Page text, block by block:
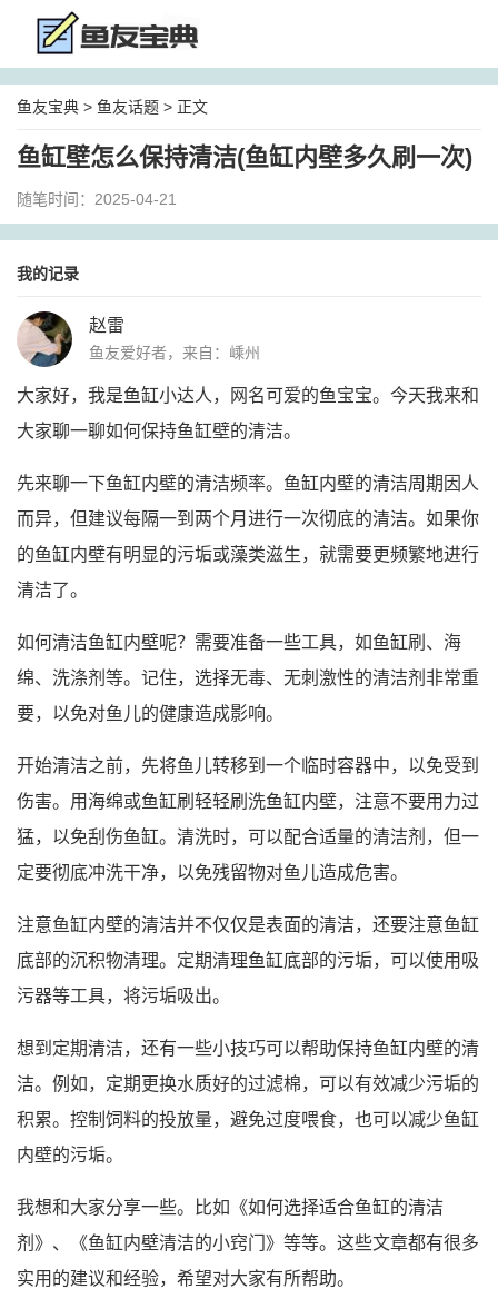
鱼友宝典 > 鱼友话题 > 正文
鱼缸壁怎么保持清洁(鱼缸内壁多久刷一次)
随笔时间：2025-04-21
我的记录
赵雷
鱼友爱好者，来自：嵊州
大家好，我是鱼缸小达人，网名可爱的鱼宝宝。今天我来和
大家聊一聊如何保持鱼缸壁的清洁。
先来聊一下鱼缸内壁的清洁频率。鱼缸内壁的清洁周期因人
而异，但建议每隔一到两个月进行一次彻底的清洁。如果你
的鱼缸内壁有明显的污垢或藻类滋生，就需要更频繁地进行
清洁了。
如何清洁鱼缸内壁呢？需要准备一些工具，如鱼缸刷、海
绵、洗涤剂等。记住，选择无毒、无刺激性的清洁剂非常重
要，以免对鱼儿的健康造成影响。
开始清洁之前，先将鱼儿转移到一个临时容器中，以免受到
伤害。用海绵或鱼缸刷轻轻刷洗鱼缸内壁，注意不要用力过
猛，以免刮伤鱼缸。清洗时，可以配合适量的清洁剂，但一
定要彻底冲洗干净，以免残留物对鱼儿造成危害。
注意鱼缸内壁的清洁并不仅仅是表面的清洁，还要注意鱼缸
底部的沉积物清理。定期清理鱼缸底部的污垢，可以使用吸
污器等工具，将污垢吸出。
想到定期清洁，还有一些小技巧可以帮助保持鱼缸内壁的清
洁。例如，定期更换水质好的过滤棉，可以有效减少污垢的
积累。控制饲料的投放量，避免过度喂食，也可以减少鱼缸
内壁的污垢。
我想和大家分享一些。比如《如何选择适合鱼缸的清洁
剂》、《鱼缸内壁清洁的小窍门》等等。这些文章都有很多
实用的建议和经验，希望对大家有所帮助。